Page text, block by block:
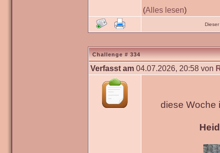
(Alles lesen)
Challenge # 334
Verfasst am 04.07.2026, 20:58 von
diese Woche